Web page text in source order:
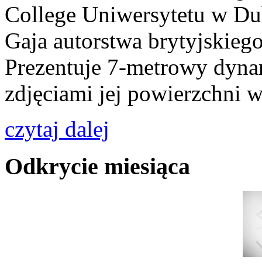
College Uniwersytetu w
Gaja autorstwa
Prezentuje 7-metrowy
zdjęciami jej powierzchni
czytaj dalej
Odkrycie miesiąca